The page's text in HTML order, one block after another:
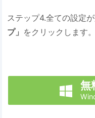
ステップ4.全ての設定が
プ」 をクリックします。
 無